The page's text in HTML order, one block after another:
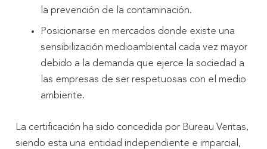
la prevención de la contaminación.
Posicionarse en mercados donde existe una
sensibilización medioambiental cada vez mayor
debido a la demanda que ejerce la sociedad a
las empresas de ser respetuosas con el medio
ambiente.
La certificación ha sido concedida por Bureau Veritas,
siendo esta una entidad independiente e imparcial,